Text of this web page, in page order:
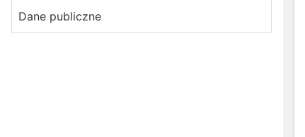
Dane publiczne